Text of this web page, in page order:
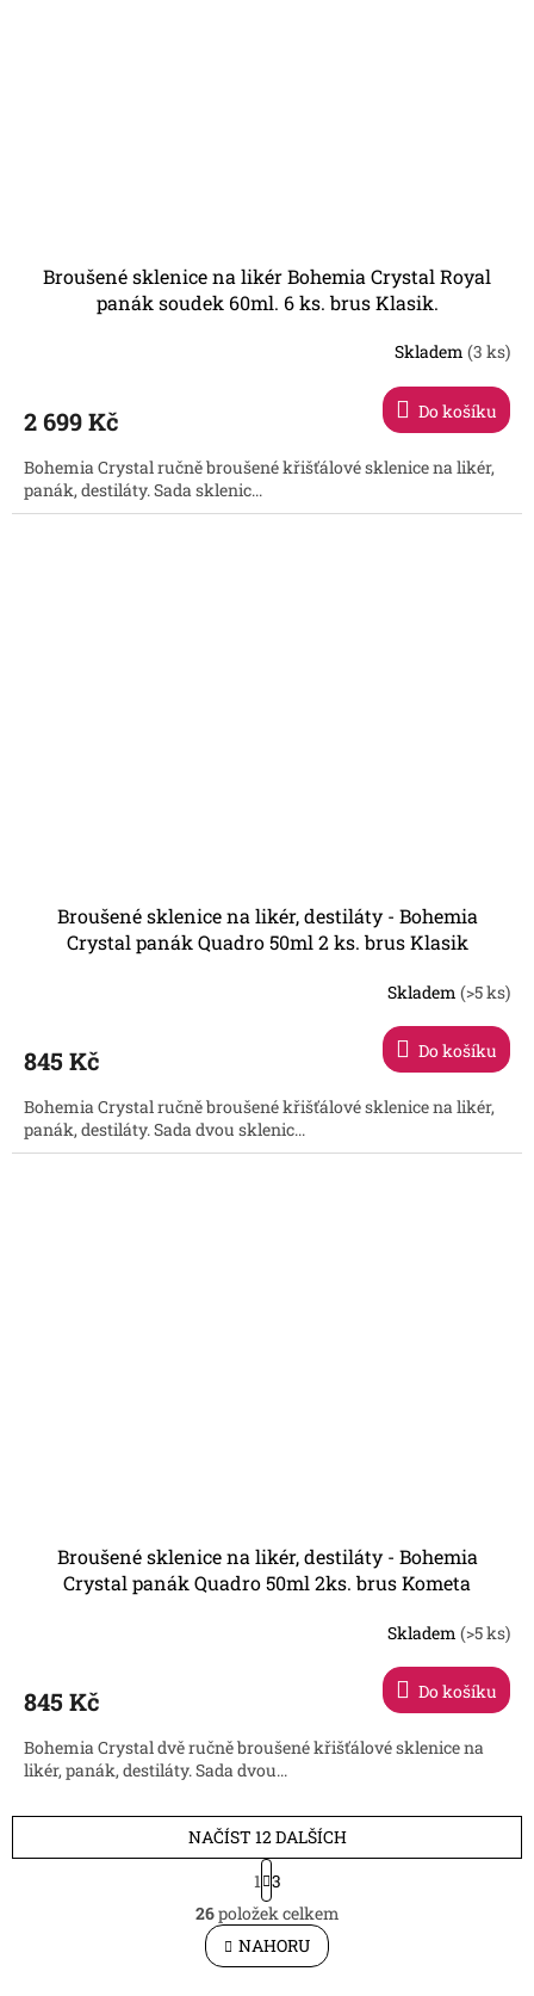
Broušené sklenice na likér Bohemia Crystal Royal
panák soudek 60ml. 6 ks. brus Klasik.
Skladem (3 ks)
2 699 Kč Do košíku
Bohemia Crystal ručně broušené křišťálové sklenice na likér,
panák, destiláty. Sada sklenic...
Broušené sklenice na likér, destiláty - Bohemia
Crystal panák Quadro 50ml 2 ks. brus Klasik
Skladem (>5 ks)
845 Kč Do košíku
Bohemia Crystal ručně broušené křišťálové sklenice na likér,
panák, destiláty. Sada dvou sklenic...
Broušené sklenice na likér, destiláty - Bohemia
Crystal panák Quadro 50ml 2ks. brus Kometa
Skladem (>5 ks)
845 Kč Do košíku
Bohemia Crystal dvě ručně broušené křišťálové sklenice na
likér, panák, destiláty. Sada dvou...
O
v
l
á
NAČÍST 12 DALŠÍCH
S
t
r
á
n
k
1 3
26položek celkem
NAHORU